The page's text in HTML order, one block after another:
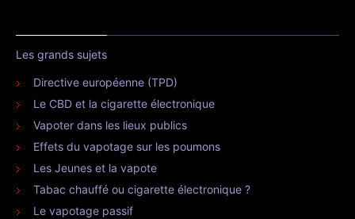
Les grands sujets
Directive européenne (TPD)
Le CBD et la cigarette électronique
Vapoter dans les lieux publics
Effets du vapotage sur les poumons
Les Jeunes et la vapote
Tabac chauffé ou cigarette électronique ?
Le vapotage passif